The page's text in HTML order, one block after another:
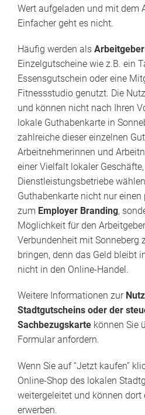
Wert aufgeladen und mit dem
Einfacher geht es nicht.
Häufig werden als
Einzelgutscheine wie z.B. ein
Essensgutschein oder eine
Fitnessstudio genutzt. Die
und können nicht nach Ihren
lokale Guthabenkarte in
zahlreiche dieser einzelnen
Arbeitnehmerinnen und
einer Vielfalt lokaler
Dienstleistungsbetriebe
Guthabenkarte nicht nur
zum Employer Branding,
Möglichkeit für den
Verbundenheit mit Sonneberg
bringen, denn das Geld bleibt
nicht in den Online-Handel.
Weitere Informationen zur
Stadtgutscheins oder der
Sachbezugskarte können Sie
Formular anfordern.
Wenn Sie auf “Jetzt kaufen”
Online-Shop des lokalen
weitergeleitet und können dort
erwerben.